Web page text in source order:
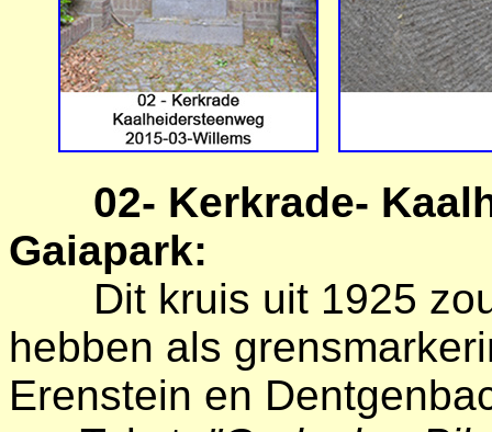
02- Kerkrade-
Gaiapark:
Dit kruis uit 1925
hebben als
Erenstein en